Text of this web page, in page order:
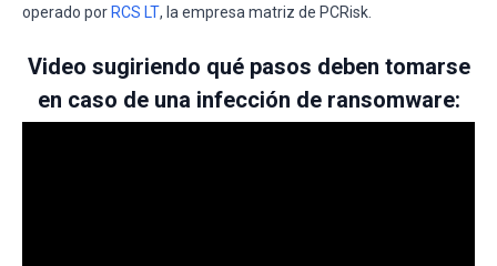
operado por RCS LT, la empresa matriz de PCRisk.
Video sugiriendo qué pasos deben tomarse
en caso de una infección de ransomware: